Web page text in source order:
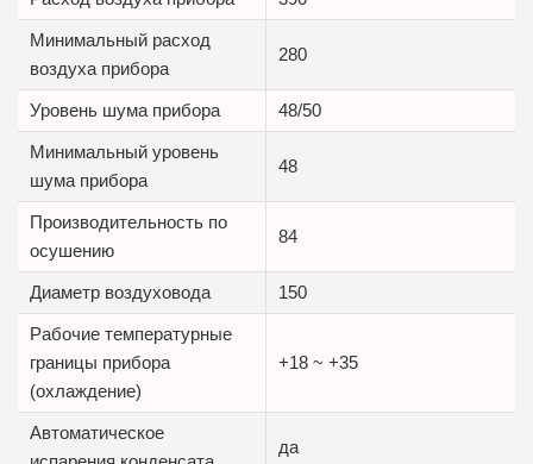
Минимальный расход
воздуха прибора
280
Уровень шума прибора 48/50
Минимальный уровень
шума прибора
48
Производительность по
осушению
84
Диаметр воздуховода 150
Рабочие температурные
границы прибора
(охлаждение)
+18 ~ +35
Автоматическое
да